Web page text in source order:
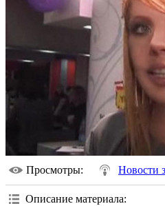
Просмотры: Новости
Описание материала: